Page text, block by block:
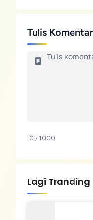
Tulis Komentar
0 / 1000
Lagi Tranding